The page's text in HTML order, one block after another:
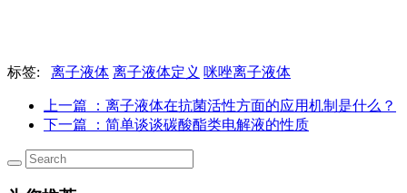
标签: 离子液体 离子液体定义 咪唑离子液体
上一篇
：离子液体在抗菌活性方面的应用机制是什么？
下一篇
：简单谈谈碳酸酯类电解液的性质